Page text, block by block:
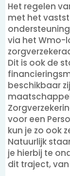
Het regelen
met het
via het Wmo-
Dit is ook de
beschikbaar
voor een
kun je zo ook
Natuurlijk
je hierbij te
dit traject,